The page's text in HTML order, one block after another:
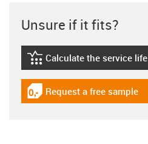
Unsure if it fits?
igus-icon-lebensdauerrechner
Calculate the service life
igus-icon-gratismuster
Request a free sample